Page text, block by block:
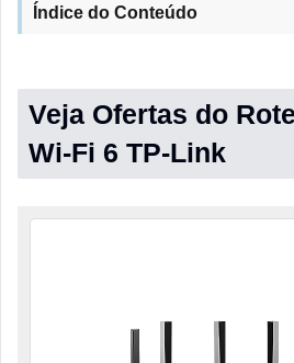
Índice do Conteúdo
Veja Ofertas do
Wi-Fi 6 TP-Link